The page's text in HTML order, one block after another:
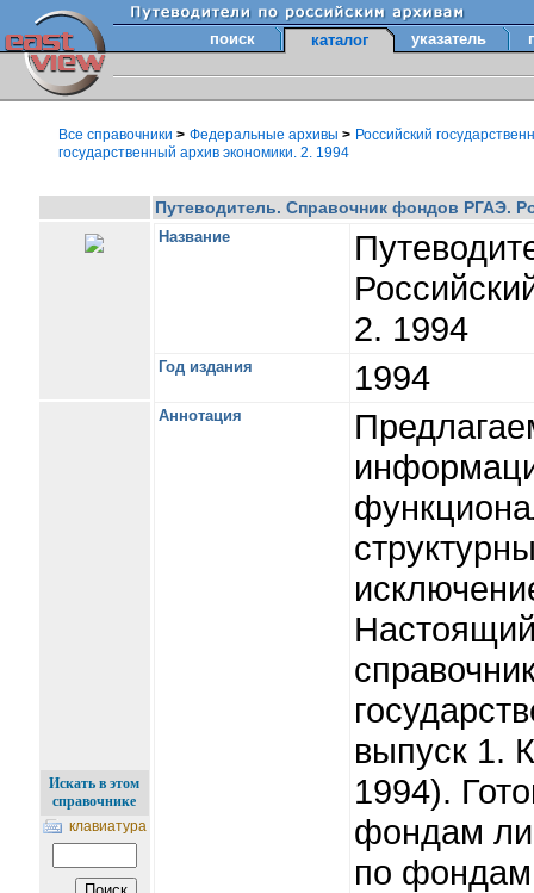
поиск каталог указатель
Все справочники > Федеральные архивы > Российский
государственный архив экономики. 2. 1994
Путеводитель. Справочник фондов РГАЭ.
Название
2. 1994
Год издания 1994
Аннотация
выпуск 1.
1994).
фондам
по
Искать в этом
справочнике
клавиатура